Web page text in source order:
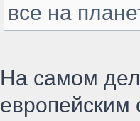
все на
На самом
европейским